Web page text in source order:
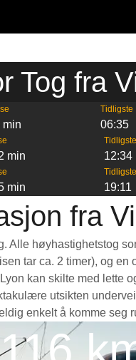
Tog fra
min
Tidligste
06:35
min
Tidligste
12:34
min
Tidligste
19:11
fra
Alle høyhastighetstog
tar ca. 2 timer), og
kan skilte med lette
utsikten
enkelt å komme seg